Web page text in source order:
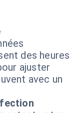
des heures
ajuster
avec un